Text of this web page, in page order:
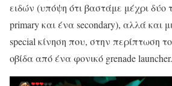
ειδών (υπόψη ότι βαστάμε μέχρι
primary και ένα secondary), αλλά και
special κίνηση που, στην περίπτωση
οβίδα από ένα φονικό grenade launcher.